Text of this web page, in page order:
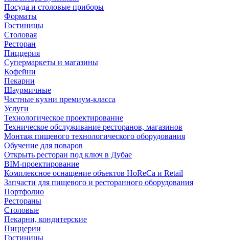
Посуда и столовые приборы
Форматы
Гостиницы
Столовая
Ресторан
Пиццерия
Супермаркеты и магазины
Кофейни
Пекарни
Шаурмичные
Частные кухни премиум-класса
Услуги
Технологическое проектирование
Техническое обслуживание ресторанов, магазинов
Монтаж пищевого технологического оборудования
Обучение для поваров
Открыть ресторан под ключ в Дубае
BIM-проектирование
Комплексное оснащение объектов HoReCa и Retail
Запчасти для пищевого и ресторанного оборудования
Портфолио
Рестораны
Столовые
Пекарни, кондитерские
Пиццерии
Гостиницы